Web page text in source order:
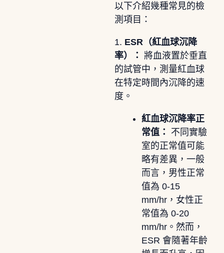
以下介紹幾種常見的檢
測項目：
1. ESR（紅血球沉降
率）： 將血液置於垂直
的試管中，測量紅血球
在特定時間內沉降的速
度。
紅血球沉降率正
常值：
不同實驗
室的正常值可能
略有差異，一般
而言，男性正常
值為 0-15
mm/hr，女性正
常值為 0-20
mm/hr。然而，
ESR 會隨著年齡